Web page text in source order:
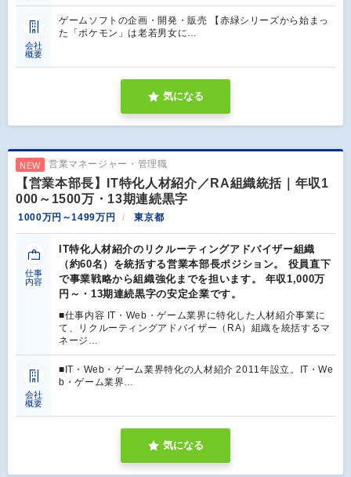
会社
概要
ゲームソフトの企画・開発・販売 【赤緑シリーズから始まっ
た「ポケモン」は老若男女に…
気になる
NEW 営業マネージャー・管理職
【営業本部長】IT特化人材紹介／RA組織統括｜年収1
000～1500万・13期連続黒字
1000万円～1499万円 東京都
仕事
内容
IT特化人材紹介のリクルーティングアドバイザー組織
（約60名）を統括する営業本部長ポジション。 役員直下
で事業戦略から組織強化までを担います。 年収1,000万
円～・13期連続黒字の安定企業です。
■仕事内容 IT・Web・ゲーム業界に特化した人材紹介事業に
て、リクルーティングアドバイザー（RA）組織を統括するマ
ネージ…
会社
概要
■IT・Web・ゲーム業界特化の人材紹介 2011年設立。IT・We
b・ゲーム業界…
気になる